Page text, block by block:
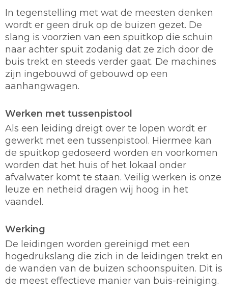
In tegenstelling met wat de meesten denken
wordt er geen druk op de buizen gezet. De
slang is voorzien van een spuitkop die schuin
naar achter spuit zodanig dat ze zich door de
buis trekt en steeds verder gaat. De machines
zijn ingebouwd of gebouwd op een
aanhangwagen.
Werken met tussenpistool
Als een leiding dreigt over te lopen wordt er
gewerkt met een tussenpistool. Hiermee kan
de spuitkop gedoseerd worden en voorkomen
worden dat het huis of het lokaal onder
afvalwater komt te staan. Veilig werken is onze
leuze en netheid dragen wij hoog in het
vaandel.
Werking
De leidingen worden gereinigd met een
hogedrukslang die zich in de leidingen trekt en
de wanden van de buizen schoonspuiten. Dit is
de meest effectieve manier van buis-reiniging.